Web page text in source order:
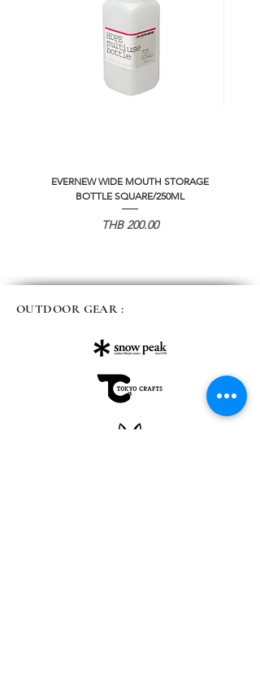
EVERNEW WIDE MOUTH STORAGE
BOTTLE SQUARE/250ML
가격
THB 200.00
OUTDOOR GEAR :